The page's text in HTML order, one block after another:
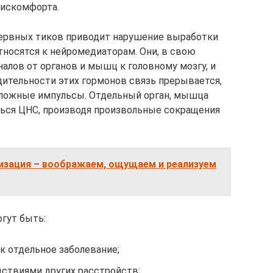
тиков приводит нарушение выработки
к нейромедиаторам. Они, в свою
от органов и мышц к головному мозгу, и
этих гормонов связь прерывается,
импульсы. Отдельный орган, мышца
ЦНС, производя произвольные сокращения
– воображаем, ощущаем и реализуем
быть:
отдельное заболевание;